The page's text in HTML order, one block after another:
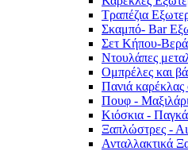
Τραπέζια
Σκαμπό- Bar
Σετ Κήπου-
Ντουλάπες
Ομπρέλες και
Πανιά καρέκλας
Πουφ -
Κιόσκια -
Ξαπλώστρες -
Ανταλλακτικά